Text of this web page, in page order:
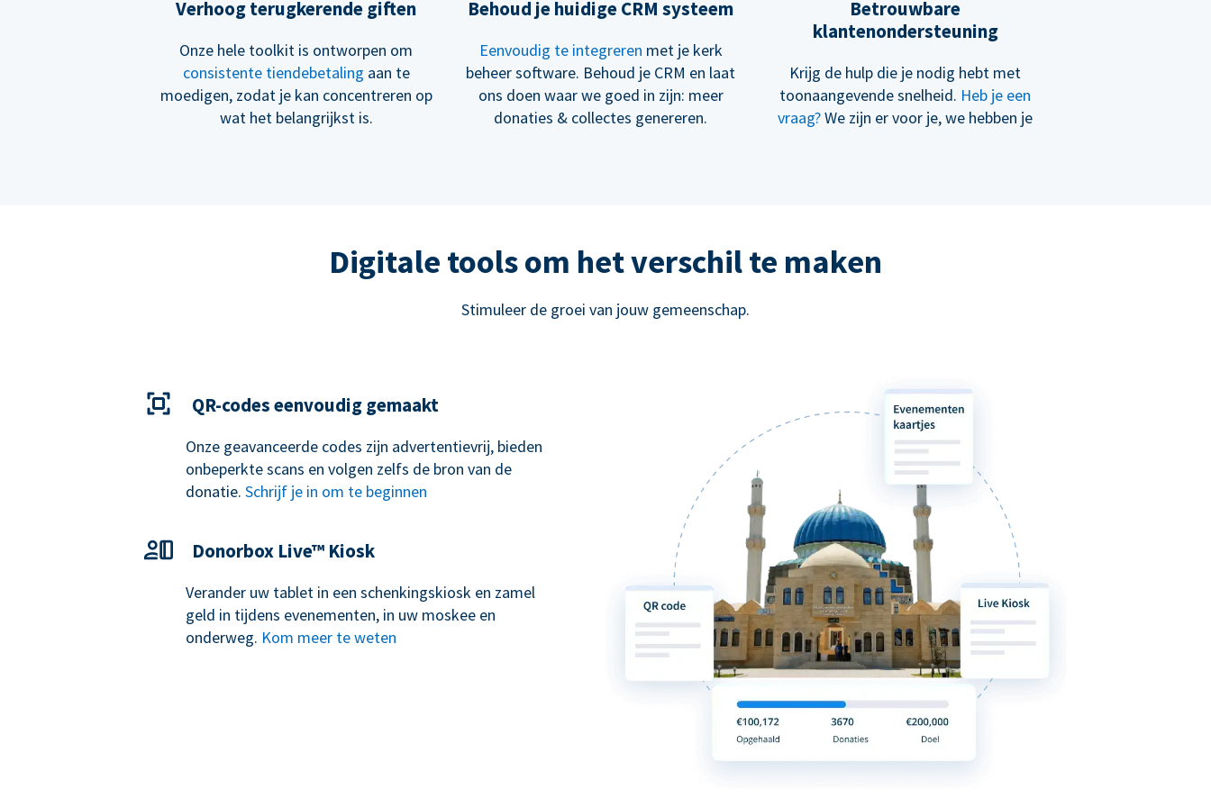
Verhoog terugkerende giften
Onze hele toolkit is ontworpen om
consistente tiendebetaling aan te
moedigen, zodat je kan concentreren op
wat het belangrijkst is.
Behoud je huidige CRM systeem
Eenvoudig te integreren met je kerk
beheer software. Behoud je CRM en laat
ons doen waar we goed in zijn: meer
donaties & collectes genereren.
Betrouwbare
klantenondersteuning
Krijg de hulp die je nodig hebt met
toonaangevende snelheid. Heb je een
vraag?We zijn er voor je, we hebben je
Digitale tools om het verschil te maken
Stimuleer de groei van jouw gemeenschap.
QR-codes eenvoudig gemaakt
Onze geavanceerde codes zijn advertentievrij, bieden
onbeperkte scans en volgen zelfs de bron van de
donatie. Schrijf je in om te beginnen
Donorbox Live™ Kiosk
Verander uw tablet in een schenkingskiosk en zamel
geld in tijdens evenementen, in uw moskee en
onderweg. Kom meer te weten